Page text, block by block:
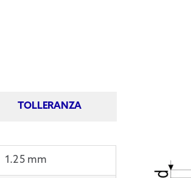
TOLLERANZA
1.25 mm